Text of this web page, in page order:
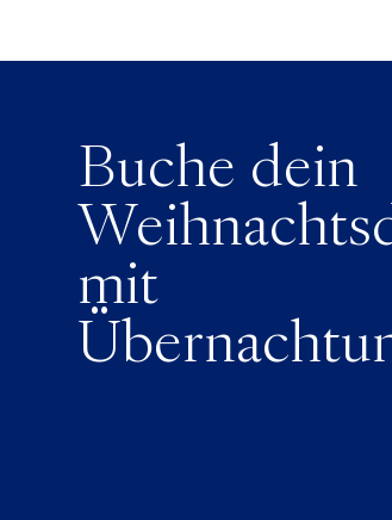
Buche dein
mit